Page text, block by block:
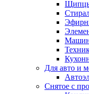
Для авто и
Снятое с